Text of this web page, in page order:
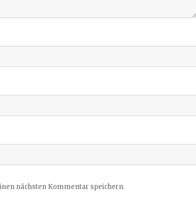
nächsten Kommentar speichern.